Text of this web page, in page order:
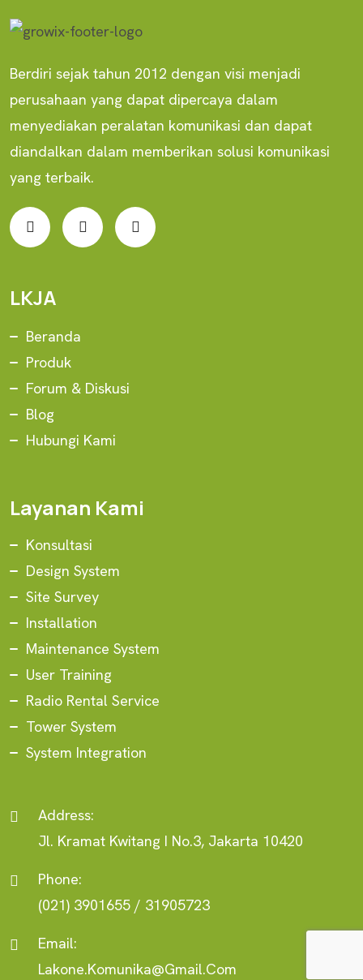
Berdiri sejak tahun 2012 dengan visi menjadi
perusahaan yang dapat dipercaya dalam
menyediakan peralatan komunikasi dan dapat
diandalkan dalam memberikan solusi komunikasi
yang terbaik.
LKJA
Beranda
Produk
Forum & Diskusi
Blog
Hubungi Kami
Layanan Kami
Konsultasi
Design System
Site Survey
Installation
Maintenance System
User Training
Radio Rental Service
Tower System
System Integration
Address:
Jl. Kramat Kwitang I No.3, Jakarta 10420
Phone:
(021) 3901655 / 31905723
Email:
Lakone.komunika@gmail.com